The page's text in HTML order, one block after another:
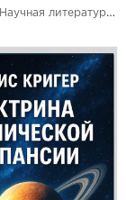
Научная литература